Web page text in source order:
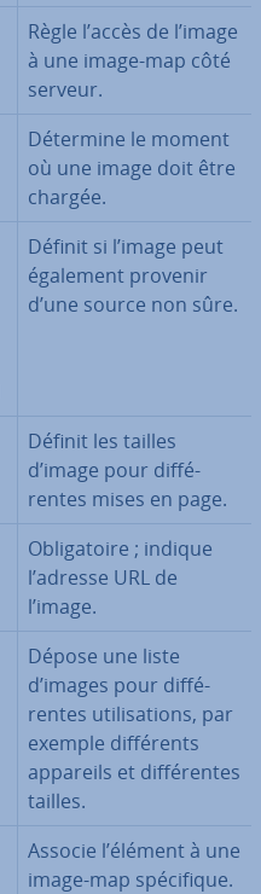
Règle l’accès de l’image
à une image-map côté
serveur.
Détermine le moment
où une image doit être
chargée.
Définit si l’image peut
également provenir
d’une source non sûre.
Définit les tailles
d’image pour dif­fé­
rentes mises en page.
Obli­ga­toire ; indique
l’adresse URL de
l’image.
Dépose une liste
d’images pour dif­fé­
rentes uti­li­sa­tions, par
exemple dif­fé­rents
appareils et dif­fé­rentes
tailles.
Associe l’élément à une
image-map spé­ci­fique.